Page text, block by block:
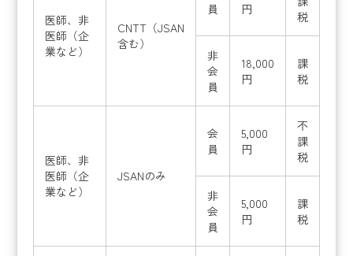
医師、非
医師（企
業など）
CNTT（JSAN
含む）
員
円
税
非
会
員
18,000
円
課
税
医師、非
医師（企
業など）
JSANのみ
会
員
5,000
円
不
課
税
非
会
員
5,000
円
課
税